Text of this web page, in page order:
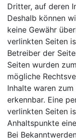
Dritter, auf deren
Deshalb können
keine Gewähr
verlinkten Seiten
Betreiber der
Seiten wurden
mögliche
Inhalte waren
erkennbar. Eine
verlinkten Seiten
Anhaltspunkte
Bei